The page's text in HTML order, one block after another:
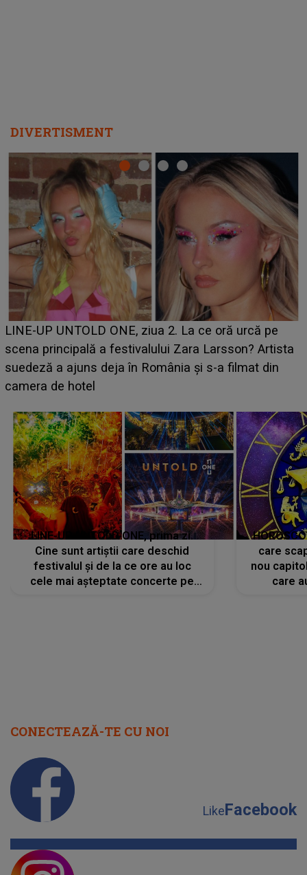
DIVERTISMENT
Ce a dezvăluit noua concurentă din "Casa Iubirii" l-a
luat prin surprindere pe Emanuel. CINE ESTE
BĂIATUL VIZAT de Alexandra?! Aflându-se în fața
faptului împlinit, A RECUNOSCUT IMEDIAT: "Am
LINE-UP UNTOLD ONE, prima zi.
Cine sunt artiștii care deschid
festivalul și de la ce ore au loc
cele mai așteptate concerte pe
care
nou
care
CONECTEAZĂ-TE CU NOI
LikeFacebook